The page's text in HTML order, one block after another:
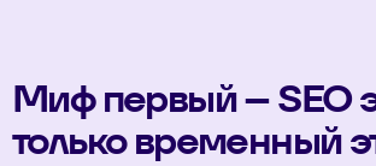
Миф первый – SEO
только временный